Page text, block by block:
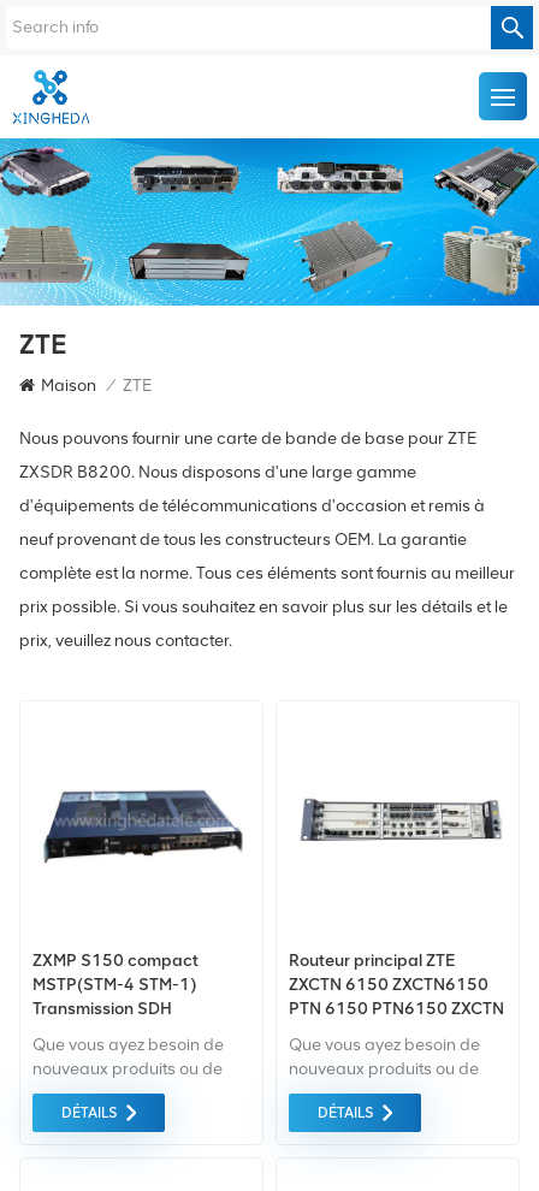
ZTE
Maison / ZTE
Nous pouvons fournir une carte de bande de base pour ZTE
ZXSDR B8200. Nous disposons d'une large gamme
d'équipements de télécommunications d'occasion et remis à
neuf provenant de tous les constructeurs OEM. La garantie
complète est la norme. Tous ces éléments sont fournis au meilleur
prix possible. Si vous souhaitez en savoir plus sur les détails et le
prix, veuillez nous contacter.
ZXMP S150 compact
MSTP(STM-4 STM-1)
Transmission SDH
Que vous ayez besoin de
nouveaux produits ou de
produits rénovés, il faut une
approche globale Garantie
achetons uniquement des
DÉTAILS
Routeur principal ZTE
ZXCTN 6150 ZXCTN6150
PTN 6150 PTN6150 ZXCTN
9008
Que vous ayez besoin de
nouveaux produits ou de
produits rénovés, il faut une
approche globale Garantie
achetons uniquement des
DÉTAILS